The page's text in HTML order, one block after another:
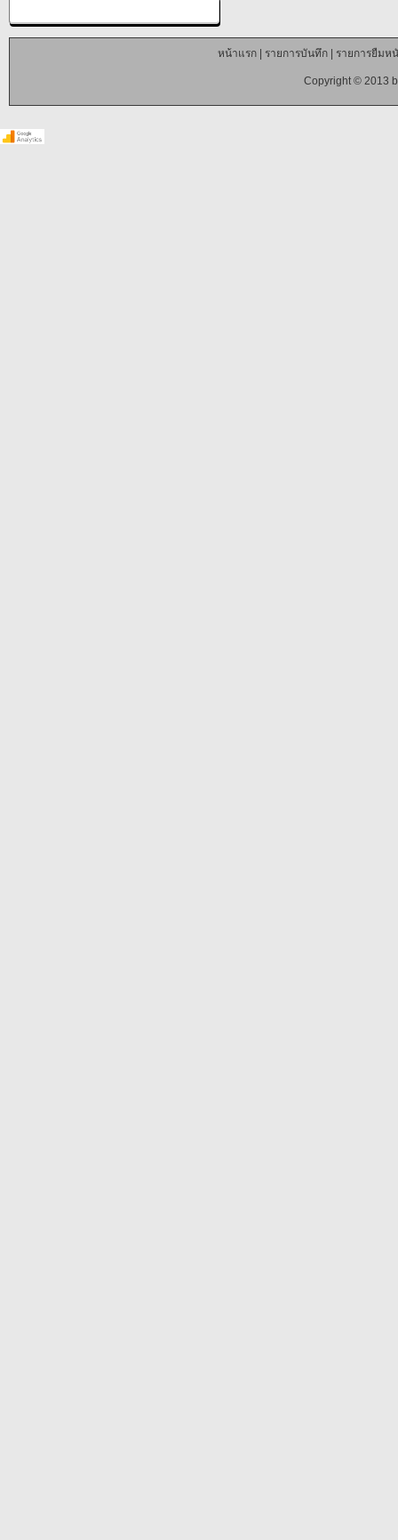
หน้าแรก| รายการบันทึก| รายการยืมห
Copyright © 2013